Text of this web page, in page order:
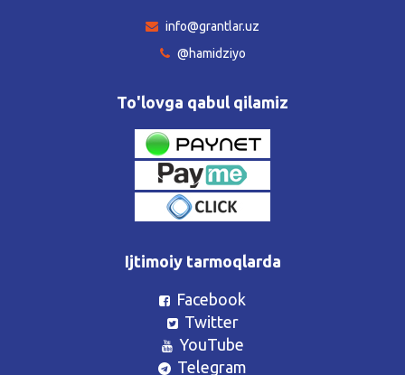
info@grantlar.uz
@hamidziyo
To'lovga qabul qilamiz
Ijtimoiy tarmoqlarda
Facebook
Twitter
YouTube
Telegram